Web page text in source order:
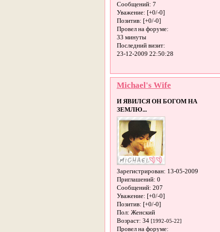
Сообщений: 7
Уважение: [+0/-0]
Позитив: [+0/-0]
Провел на форуме:
33 минуты
Последний визит:
23-12-2009 22:50:28
Michael's Wife
И ЯВИЛСЯ ОН БОГОМ НА
ЗЕМЛЮ...
Зарегистрирован: 13-05-2009
Приглашений: 0
Сообщений: 207
Уважение: [+0/-0]
Позитив: [+0/-0]
Пол: Женский
Возраст: 34 [1992-05-22]
Провел на форуме: